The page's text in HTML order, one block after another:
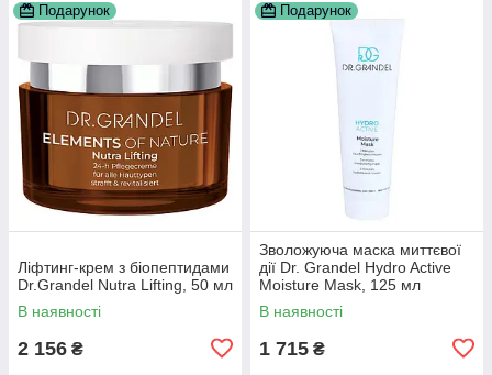
Подарунок
Ліфтинг-крем з біопептидами
Dr.Grandel Nutra Lifting, 50 мл
В наявності
2 156 ₴
Подарунок
Зволожуюча маска миттєвої
дії Dr. Grandel Hydro Active
Moisture Mask, 125 мл
В наявності
1 715 ₴